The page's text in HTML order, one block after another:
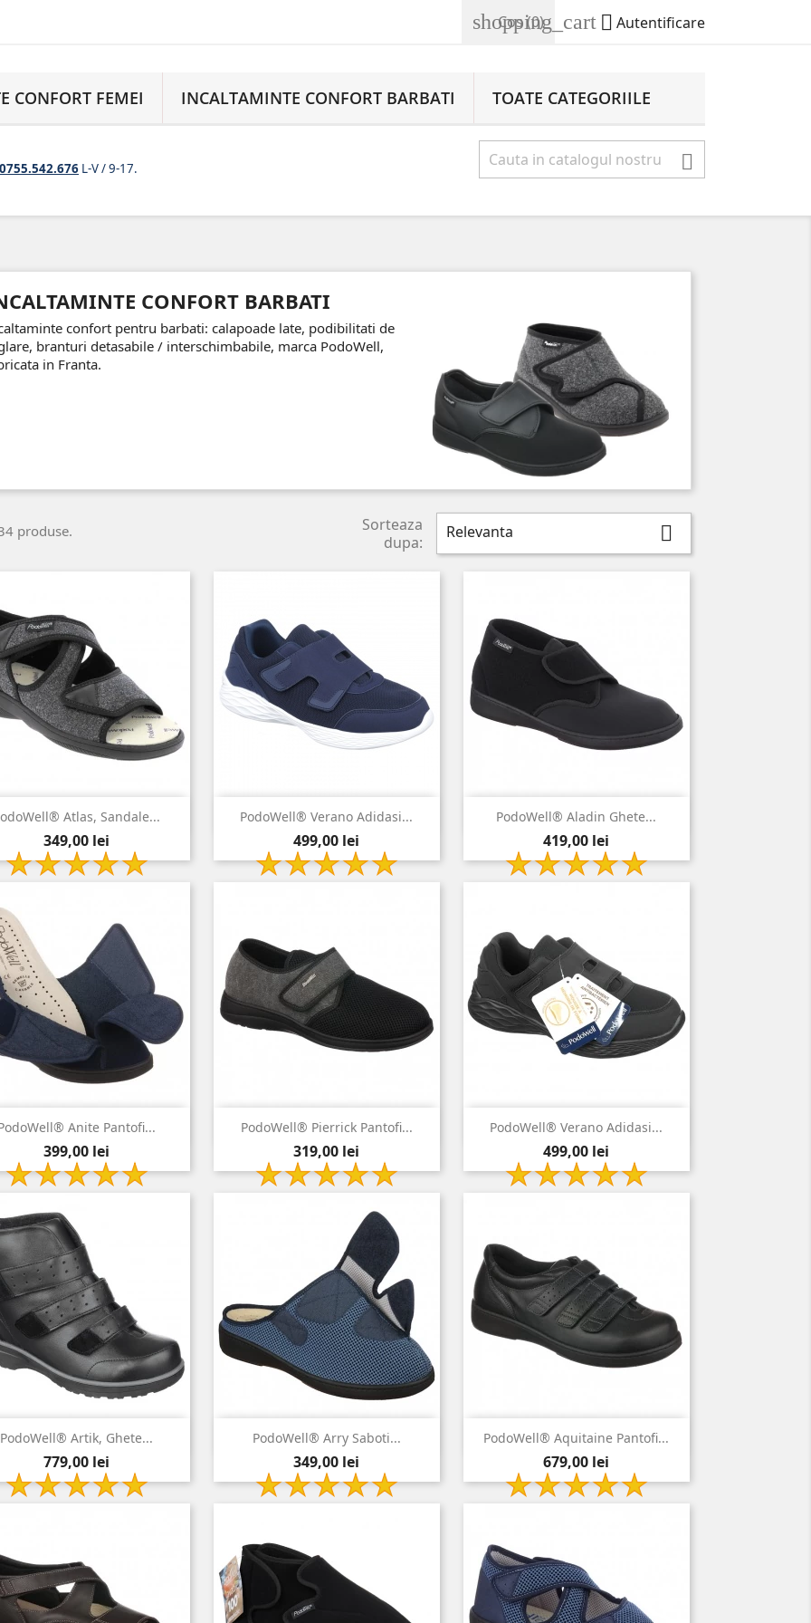
shopping_cart
Cos(0)  Autentificare
CONFORT FEMEI INCALTAMINTE CONFORT BARBATI TOATE CATEGORIILE
0755.542.676 L-V / 9-17. 
CONFORT BARBATI
confort pentru barbati: calapoade late, podibilitati de
branturi detasabile / interschimbabile, marca PodoWell,
in Franta.
produse.
Sorteaza
dupa:
Relevanta 
Atlas, Sandale...
Pret
349,00 lei
 Vizualizare rapida
negru
PodoWell® Verano Adidasi...
Pret
499,00 lei
 Vizualizare rapida
bleumarin
PodoWell® Aladin Ghete...
Pret
419,00 lei
 Vizualizare rapida
negru
Anite Pantofi...
Pret
399,00 lei
 Vizualizare rapida
bleumarin
PodoWell® Pierrick Pantofi...
Pret
319,00 lei
 Vizualizare rapida
negru
PodoWell® Verano Adidasi...
Pret
499,00 lei
 Vizualizare rapida
negru
PodoWell® Artik, Ghete...
Pret
779,00 lei
 Vizualizare rapida
negru
PodoWell® Arry Saboti...
Pret
349,00 lei
 Vizualizare rapida
bleumarin
PodoWell® Aquitaine Pantofi...
Pret
679,00 lei
 Vizualizare rapida
negru